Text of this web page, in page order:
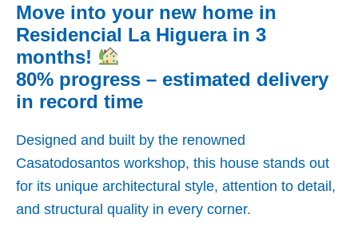
Move into your new home in
Residencial La Higuera in 3
months!
80% progress – estimated delivery
in record time
Designed and built by the renowned
Casatodosantos workshop, this house stands out
for its unique architectural style, attention to detail,
and structural quality in every corner.